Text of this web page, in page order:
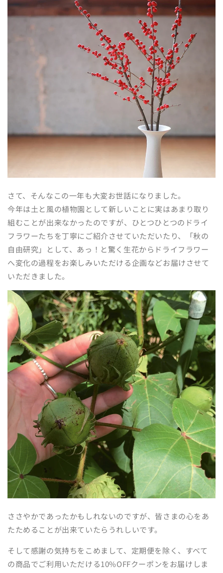
さて、そんなこの一年も大変お世話になりました。
今年は土と風の植物園として新しいことに実はあまり取り
組むことが出来なかったのですが、ひとつひとつのドライ
フラワーたちを丁寧にご紹介させていただいたり、「秋の
自由研究」として、あっ！と驚く生花からドライフラワー
へ変化の過程をお楽しみいただける企画などお届けさせて
いただきました。
ささやかであったかもしれないのですが、皆さまの心をあ
たためることが出来ていたらうれしいです。
そして感謝の気持ちをこめまして、定期便を除く、すべて
の商品でご利用いただける10%OFFクーポンをお届けしま